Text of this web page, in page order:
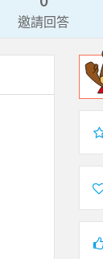
邀請回答